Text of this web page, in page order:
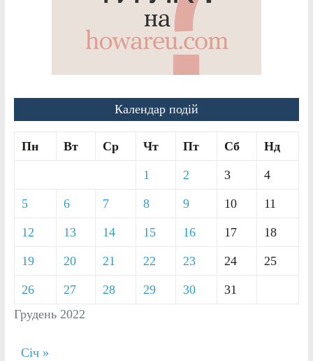
Календар подій
Грудень 2022
Пн Вт Ср Чт Пт Сб Нд
1 2 3 4
5 6 7 8 9 10 11
12 13 14 15 16 17 18
19 20 21 22 23 24 25
26 27 28 29 30 31
Січ »